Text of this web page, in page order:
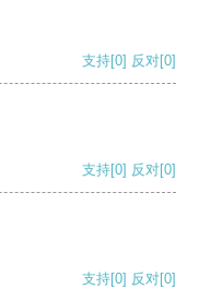
支持[0] 反对[0]
支持[0] 反对[0]
支持[0] 反对[0]